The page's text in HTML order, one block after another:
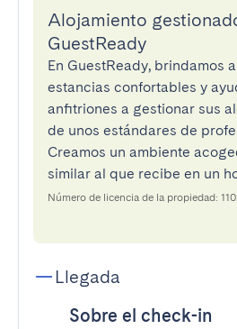
Alojamiento
GuestReady
En GuestReady, brindamos
estancias confortables y
anfitriones a gestionar sus
de unos estándares de
Creamos un ambiente
similar al que recibe en un
Número de licencia de la propiedad:
Llegada
Sobre el check-in